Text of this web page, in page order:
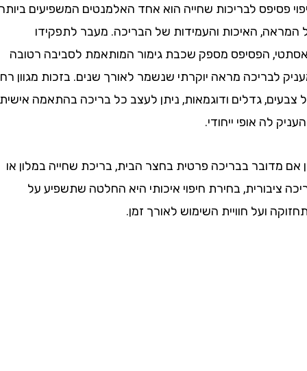
לבריכות שחייה הוא אחד האלמנטים המשפיעים ביותר
האיכות והעמידות של הבריכה. מעבר לתפקידו
הפסיפס מספק שכבת גימור המותאמת לסביבה רטובה
לבריכה מראה יוקרתי שנשמר לאורך שנים. בזכות מגוון רחב
גדלים ודוגמאות, ניתן לעצב כל בריכה בהתאמה אישית
לה אופי ייחודי.
מדובר בבריכה פרטית בחצר הבית, בריכת שחייה במלון או
בחירת חיפוי איכותי היא החלטה שתשפיע על
ועל חוויית השימוש לאורך זמן.